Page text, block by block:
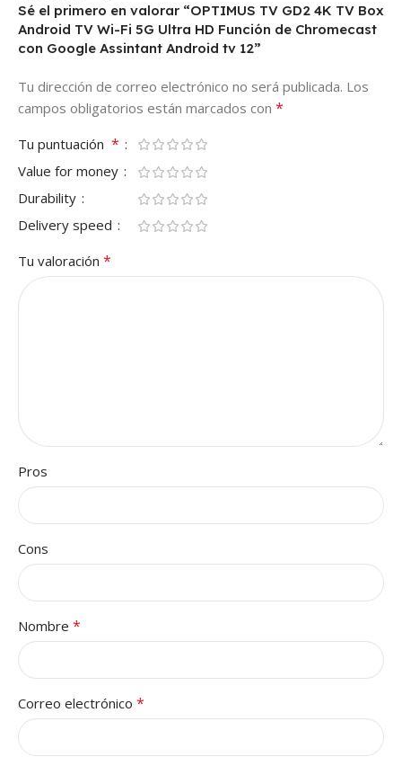
Sé el primero en valorar “OPTIMUS TV GD2 4K TV Box
Android TV Wi-Fi 5G Ultra HD Función de Chromecast
con Google Assintant Android tv 12”
Tu dirección de correo electrónico no será publicada. Los
campos obligatorios están marcados con *
Tu puntuación *
Value for money
Durability
Delivery speed
Tu valoración *
Pros
Cons
Nombre *
Correo electrónico *